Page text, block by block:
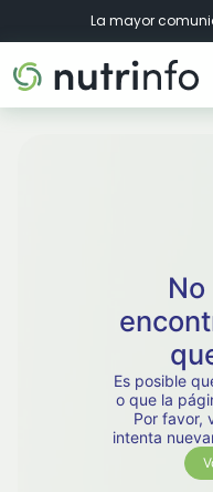
La mayor
Es posible
o que la
Por favor,
intenta